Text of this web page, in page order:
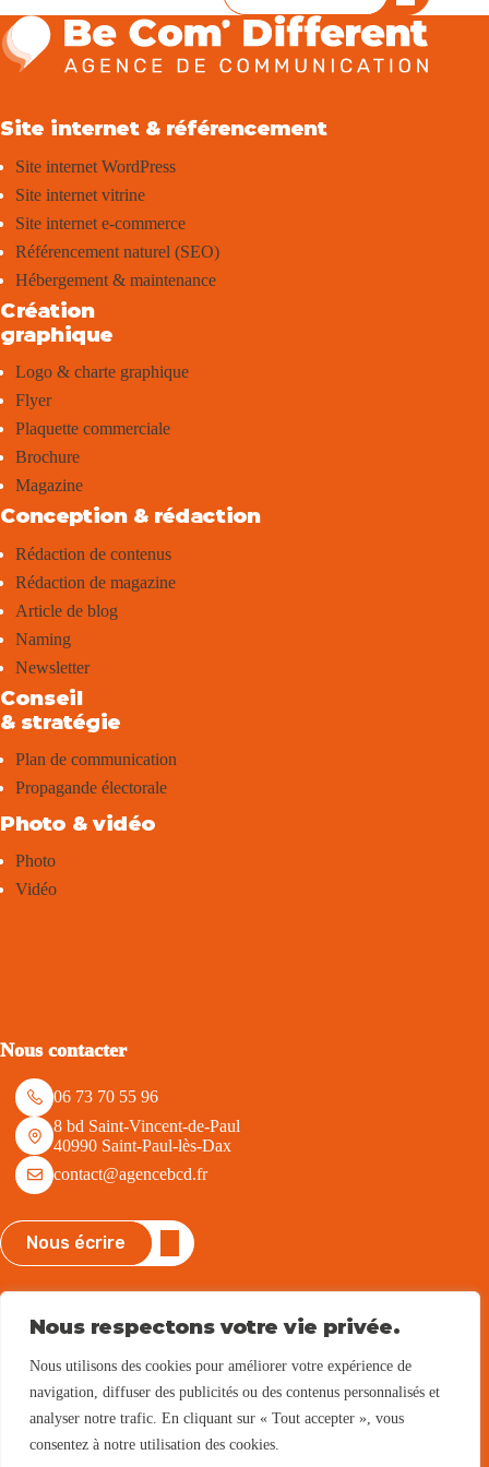
Nous respectons votre vie privée.
Nous utilisons des cookies pour améliorer votre expérience de
navigation, diffuser des publicités ou des contenus personnalisés et
analyser notre trafic. En cliquant sur « Tout accepter », vous
consentez à notre utilisation des cookies.
Site internet & référencement
Site internet WordPress
Site internet vitrine
Site internet e-commerce
Référencement naturel (SEO)
Hébergement & maintenance
Création
graphique
Logo & charte graphique
Flyer
Plaquette commerciale
Brochure
Magazine
Conception & rédaction
Rédaction de contenus
Rédaction de magazine
Article de blog
Naming
Newsletter
Conseil
& stratégie
Plan de communication
Propagande électorale
Photo & vidéo
Photo
Vidéo
Nous contacter
06 73 70 55 96
8 bd Saint-Vincent-de-Paul
40990 Saint-Paul-lès-Dax
contact@agencebcd.fr
Nous écrire
Parrainage